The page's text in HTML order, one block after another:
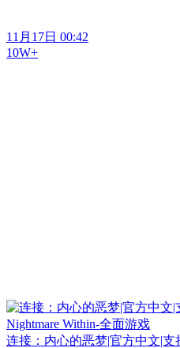
11月17日 00:42
10W+
连接：内心的恶梦|官方中文|支